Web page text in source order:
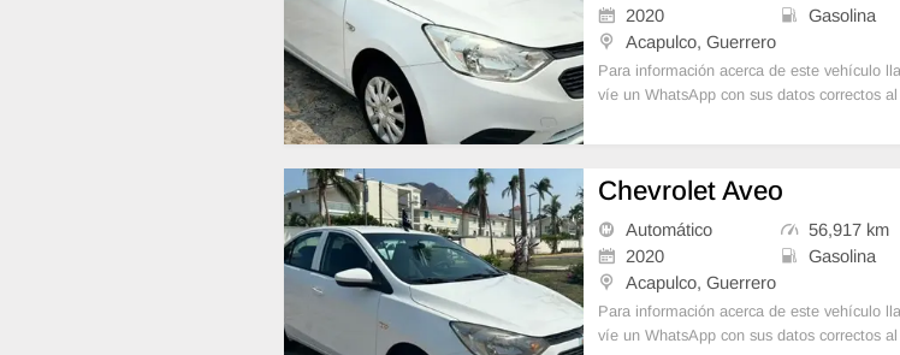
2020
Gasolina
Acapulco, Guerrero
Para información acerca de este vehículo
víe un WhatsApp con sus datos correctos
Chevrolet Aveo
Automático
56,917 km
2020
Gasolina
Acapulco, Guerrero
Para información acerca de este vehículo
víe un WhatsApp con sus datos correctos